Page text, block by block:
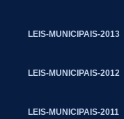
LEIS-MUNICIPAIS-2013
LEIS-MUNICIPAIS-2012
LEIS-MUNICIPAIS-2011